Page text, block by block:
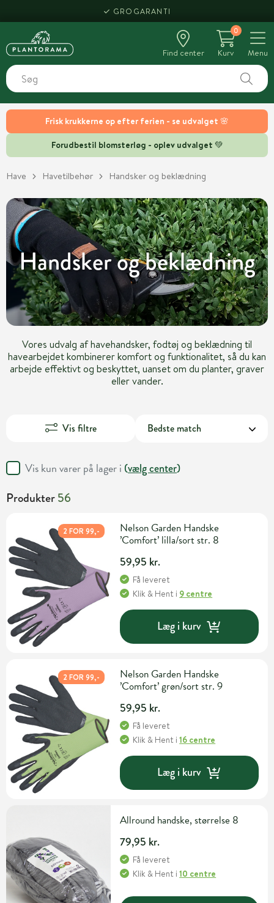
Frisk krukkerne op efter ferien - se udvalget 🌸
Forudbestil blomsterløg - oplev udvalget 💚
HENT SAMME DAG
Find center
0
Kurv
Menu
Have Havetilbehør Handsker og beklædning
Handsker og beklædning
Vores udvalg af havehandsker, fodtøj og beklædning til
havearbejdet kombinerer komfort og funktionalitet, så du kan
arbejde effektivt og beskyttet, uanset om du planter, graver
eller vander.
Vis filtre
Vis kun varer på lager i (vælg center)
Produkter56
2 FOR 99,-
Nelson Garden Handske
’Comfort’ lilla/sort str. 8
59,95 kr.
Få leveret
Klik & Hent i 9 centre
Læg i kurv
2 FOR 99,-
Nelson Garden Handske
’Comfort’ grøn/sort str. 9
59,95 kr.
Få leveret
Klik & Hent i16 centre
Læg i kurv
Allround handske, størrelse 8
79,95 kr.
Få leveret
Klik & Hent i10 centre